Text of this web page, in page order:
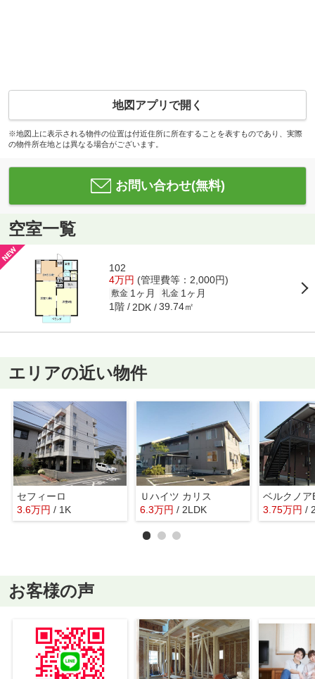
地図アプリで開く
※地図上に表示される物件の位置は付近住所に所在することを表すものであり、実際
の物件所在地とは異なる場合がございます。
お問い合わせ(無料)
空室一覧
102
4万円 (管理費等：2,000円)
敷金 1ヶ月 礼金 1ヶ月
1階 2DK 39.74㎡
エリアの近い物件
セフィーロ
3.6万円 / 1K
Ｕハイツ カリス
6.3万円 / 2LDK
ベルクノア
3.75万円 /
お客様の声